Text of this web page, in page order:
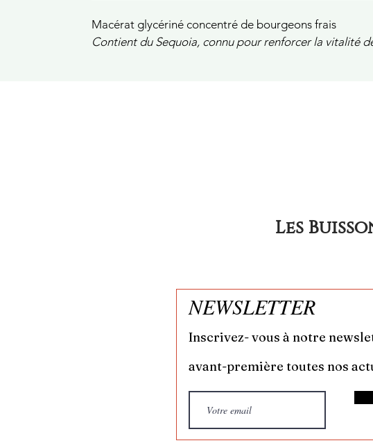
Macérat glycériné concentré de bourgeons frais
Contient du Sequoia, connu pour renforcer la vitalité
Les
NEWSLETTER
Inscrivez- vous à notre
avant-première toutes nos